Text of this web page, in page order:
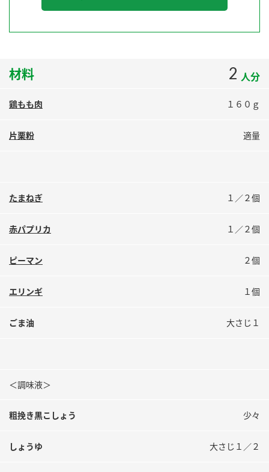
スペシャルサイト
お酢を知ろう！
ぽん酢サワー
ミツカンのCM
各部門が大切にしていること
よくあるご質問
地図から取り扱い店舗を探す
検索
業務用サイト 製造所固有記号一覧
材料 2 人分
鶏もも肉 １６０ｇ
片栗粉 適量
たまねぎ １／２個
赤パプリカ １／２個
ピーマン ２個
エリンギ １個
ごま油 大さじ１
＜調味液＞
粗挽き黒こしょう 少々
しょうゆ 大さじ１／２